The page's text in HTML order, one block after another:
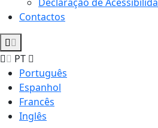
Declaração de
Contactos
PT
Português
Espanhol
Francês
Inglês